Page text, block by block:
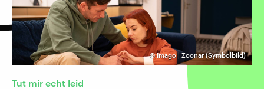
©Imago | Zoonar (Symbolbild)
Tut mir echt leid